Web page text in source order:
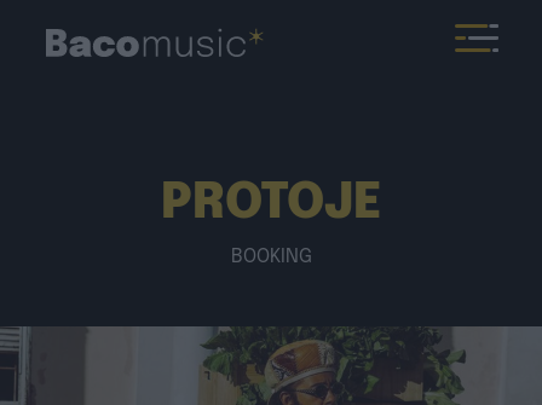
PROTOJE
BOOKING